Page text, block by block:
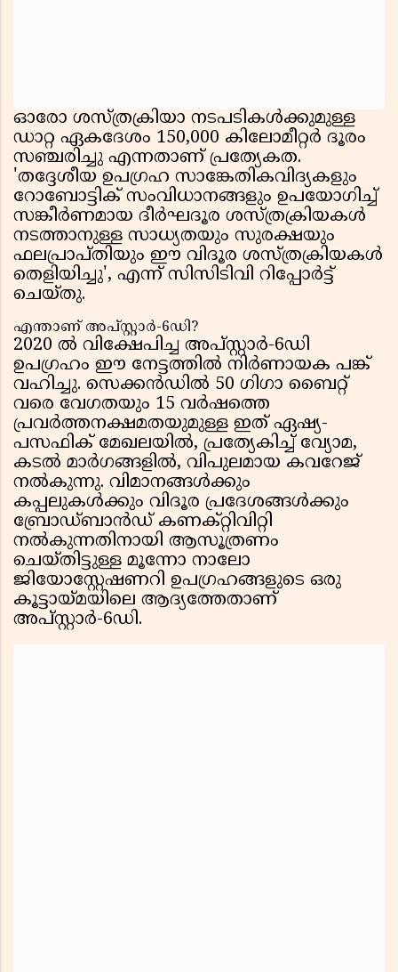
ഓരോ ശസ്ത്രക്രിയാ നടപടികൾക്കുമുള്ള
ഡാറ്റ ഏകദേശം 150,000 കിലോമീറ്റർ ദൂരം
സഞ്ചരിച്ചു എന്നതാണ് പ്രത്യേകത.
'തദ്ദേശീയ ഉപഗ്രഹ സാങ്കേതികവിദ്യകളും
റോബോട്ടിക് സംവിധാനങ്ങളും ഉപയോഗിച്ച്
സങ്കീർണമായ ദീർഘദൂര ശസ്ത്രക്രിയകൾ
നടത്താനുള്ള സാധ്യതയും സുരക്ഷയും
ഫലപ്രാപ്തിയും ഈ വിദൂര ശസ്ത്രക്രിയകൾ
തെളിയിച്ചു', എന്ന് സിസിടിവി റിപ്പോർട്ട്
ചെയ്തു.
എന്താണ് അപ്‌സ്റ്റാർ-6ഡി?
2020 ൽ വിക്ഷേപിച്ച അപ്‌സ്റ്റാർ-6ഡി
ഉപഗ്രഹം ഈ നേട്ടത്തിൽ നിർണായക പങ്ക്
വഹിച്ചു. സെക്കൻഡിൽ 50 ഗിഗാ ബൈറ്റ്
വരെ വേഗതയും 15 വർഷത്തെ
പ്രവർത്തനക്ഷമതയുമുള്ള ഇത് ഏഷ്യ-
പസഫിക് മേഖലയിൽ, പ്രത്യേകിച്ച് വ്യോമ,
കടൽ മാർഗങ്ങളിൽ, വിപുലമായ കവറേജ്
നൽകുന്നു. വിമാനങ്ങൾക്കും
കപ്പലുകൾക്കും വിദൂര പ്രദേശങ്ങൾക്കും
ബ്രോഡ്‌ബാൻഡ് കണക്റ്റിവിറ്റി
നൽകുന്നതിനായി ആസൂത്രണം
ചെയ്തിട്ടുള്ള മൂന്നോ നാലോ
ജിയോസ്റ്റേഷണറി ഉപഗ്രഹങ്ങളുടെ ഒരു
കൂട്ടായ്മയിലെ ആദ്യത്തേതാണ്
അപ്‌സ്റ്റാർ-6ഡി.